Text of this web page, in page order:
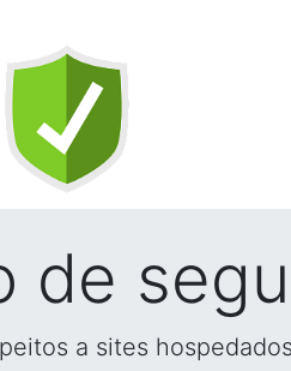
de
a sites